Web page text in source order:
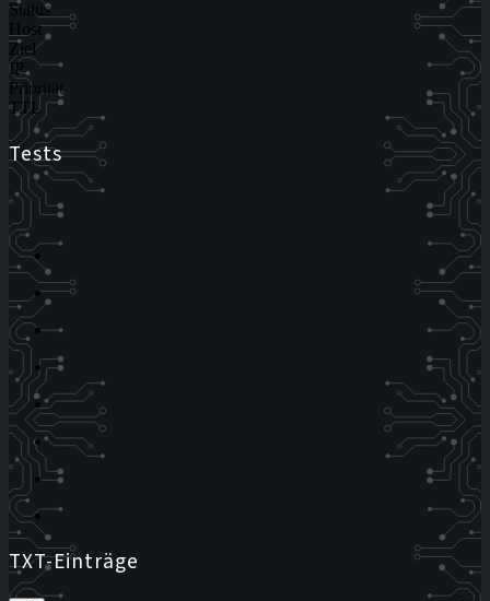
Status
Host
Ziel
IP
Priorität
TTL
Tests
TXT-Einträge